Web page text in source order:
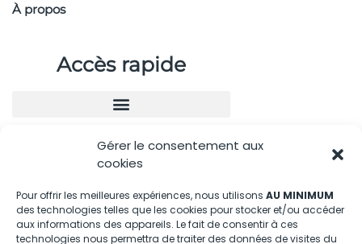
Gérer le consentement aux
cookies
Pour offrir les meilleures expériences, nous utilisons AU MINIMUM
des technologies telles que les cookies pour stocker et/ou accéder
aux informations des appareils. Le fait de consentir à ces
technologies nous permettra de traiter des données de visites du
À propos
Accès rapide
Nous contacter
04.88.08.75.28
contactBT@bleu-tomate.fr